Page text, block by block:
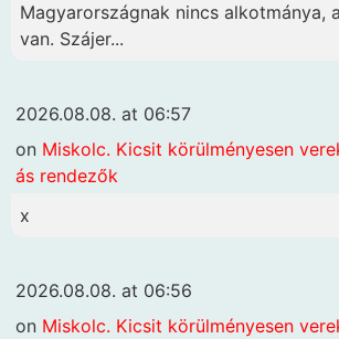
Magyarországnak nincs alkotmánya,
van. Szájer...
2026.08.08. at 06:57
on Miskolc. Kicsit körülményesen
ás rendezők
x
2026.08.08. at 06:56
on Miskolc. Kicsit körülményesen